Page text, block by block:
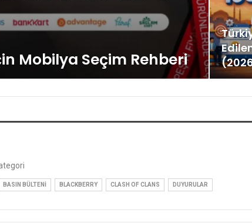
Mobilya Seçim Rehberi
BASIN BÜLTENI BLACKBERRY CLASH OF CLANS DUYURULAR